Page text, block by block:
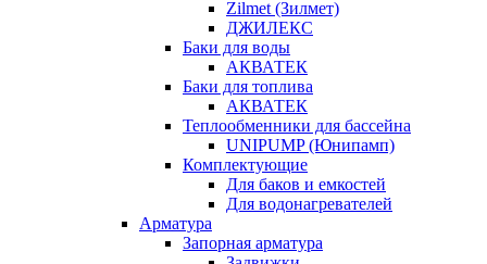
Zilmet (Зилмет)
ДЖИЛЕКС
Баки для воды
АКВАТЕК
Баки для топлива
АКВАТЕК
Теплообменники для бассейна
UNIPUMP (Юнипамп)
Комплектующие
Для баков и емкостей
Для водонагревателей
Арматура
Запорная арматура